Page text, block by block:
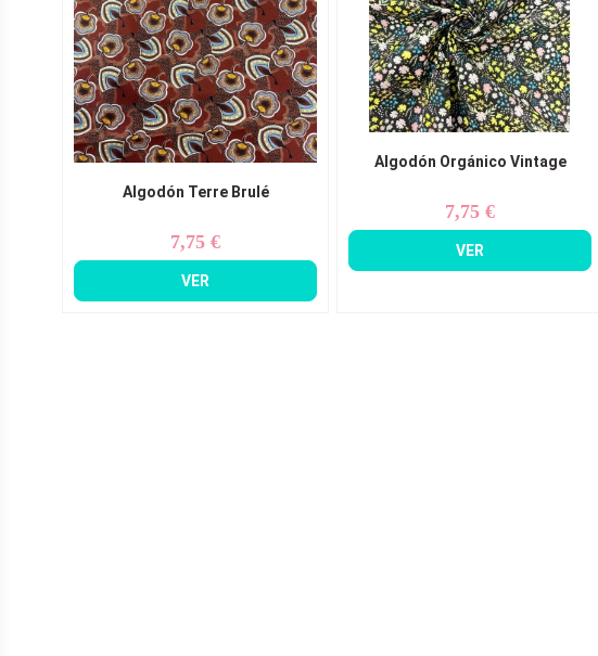
Algodón Terre Brulé
Precio
7,75 €
VER
Algodón Orgánico Vintage
Precio
7,75 €
VER